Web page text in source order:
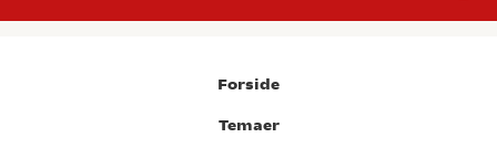
Forside
Temaer